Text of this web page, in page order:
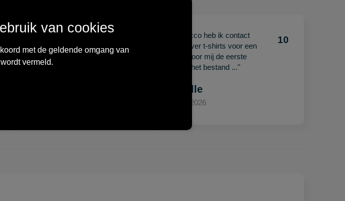
"Ze denken in oplossingen.
De bestelde artikelen waren
van goede kwaliteit en op
korte termijn toch o..."
"Met Jacco heb ik contact
gehad over t-shirts voor een
beurs. Voor mij de eerste
keer en het bestand ..."
10
Mariëlle
15 april 2026
van cookies
met de geldende omgang van
vermeld.